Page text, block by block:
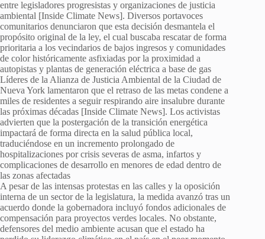
entre legisladores progresistas y organizaciones de justicia
ambiental [Inside Climate News]. Diversos portavoces
comunitarios denunciaron que esta decisión desmantela el
propósito original de la ley, el cual buscaba rescatar de forma
prioritaria a los vecindarios de bajos ingresos y comunidades
de color históricamente asfixiadas por la proximidad a
autopistas y plantas de generación eléctrica a base de gas
Líderes de la Alianza de Justicia Ambiental de la Ciudad de
Nueva York lamentaron que el retraso de las metas condene a
miles de residentes a seguir respirando aire insalubre durante
las próximas décadas [Inside Climate News]. Los activistas
advierten que la postergación de la transición energética
impactará de forma directa en la salud pública local,
traduciéndose en un incremento prolongado de
hospitalizaciones por crisis severas de asma, infartos y
complicaciones de desarrollo en menores de edad dentro de
las zonas afectadas
A pesar de las intensas protestas en las calles y la oposición
interna de un sector de la legislatura, la medida avanzó tras un
acuerdo donde la gobernadora incluyó fondos adicionales de
compensación para proyectos verdes locales. No obstante,
defensores del medio ambiente acusan que el estado ha